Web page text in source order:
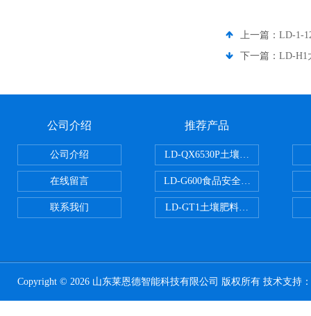
上一篇： LD-1-
下一篇： LD-H1
公司介绍
公司介绍
在线留言
联系我们
推荐产品
LD-QX6530P土壤氧化还原电位检
LD-G600食品安全检测仪
LD-GT1土壤肥料养分检测仪
Copyright © 2026 山东莱恩德智能科技有限公司 版权所有 技术支持：